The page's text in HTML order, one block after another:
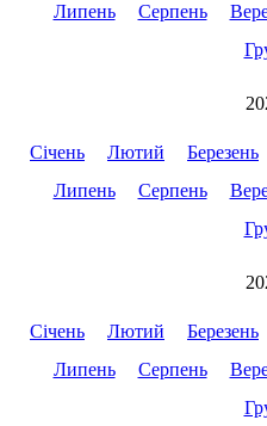
Липень
Серпень
Січень Лютий Березень
Липень
Серпень
Січень Лютий Березень
Липень
Серпень